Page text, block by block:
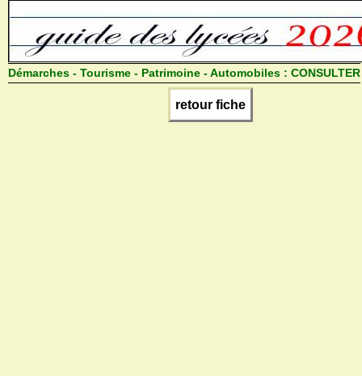
Démarches - Tourisme - Patrimoine - Automobiles : CONSULTER
retour fiche